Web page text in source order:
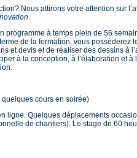
Nous attirons votre attention sur
.
programme à temps plein de 56
de la formation, vous possèderez
et devis et de réaliser des dessins à
à la conception, à l’élaboration et à
cours en soirée)
ligne. Quelques déplacements
de chantiers). Le stage de 60